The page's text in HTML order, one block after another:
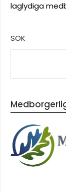
laglydiga
SÖK